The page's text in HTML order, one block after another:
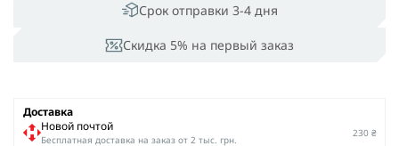
Срок отправки 3-4 дня
Скидка 5% на первый заказ
Доставка
Новой почтой
Беcплатная доставка на заказ от 2 тыс. грн.
230 ₴